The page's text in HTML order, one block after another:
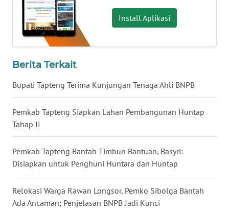
Install Aplikasi
Berita Terkait
Bupati Tapteng Terima Kunjungan Tenaga Ahli BNPB
Pemkab Tapteng Siapkan Lahan Pembangunan Huntap
Tahap II
Pemkab Tapteng Bantah Timbun Bantuan, Basyri:
Disiapkan untuk Penghuni Huntara dan Huntap
Relokasi Warga Rawan Longsor, Pemko Sibolga Bantah
Ada Ancaman; Penjelasan BNPB Jadi Kunci
WN
MALUKU
WN
MALUT
WN
TOBA
NIAS